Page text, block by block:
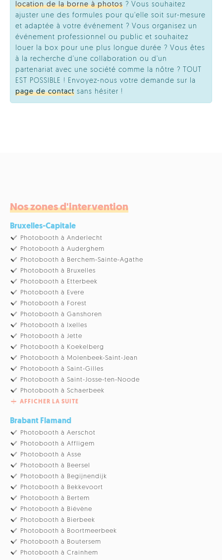
location de la borne à photos ? Vous souhaitez
ajuster une des formules pour qu'elle soit sur-mesure
et adaptée à votre événement ? Vous organisez un
événement professionnel ou public et souhaitez
louer la box pour une plus longue durée ? Vous êtes
à la recherche d'une collaboration ou d'un
partenariat avec une société comme la nôtre ? TOUT
EST POSSIBLE ! Envoyez-nous votre demande sur la
page de contact sans hésiter !
Nos zones d'intervention
Bruxelles-Capitale
Photobooth à Anderlecht
Photobooth à Auderghem
Photobooth à Berchem-Sainte-Agathe
Photobooth à Bruxelles
Photobooth à Etterbeek
Photobooth à Evere
Photobooth à Forest
Photobooth à Ganshoren
Photobooth à Ixelles
Photobooth à Jette
Photobooth à Koekelberg
Photobooth à Molenbeek-Saint-Jean
Photobooth à Saint-Gilles
Photobooth à Saint-Josse-ten-Noode
Photobooth à Schaerbeek
AFFICHER LA SUITE
Brabant Flamand
Photobooth à Aerschot
Photobooth à Affligem
Photobooth à Asse
Photobooth à Beersel
Photobooth à Begijnendijk
Photobooth à Bekkevoort
Photobooth à Bertem
Photobooth à Biévène
Photobooth à Bierbeek
Photobooth à Boortmeerbeek
Photobooth à Boutersem
Photobooth à Crainhem